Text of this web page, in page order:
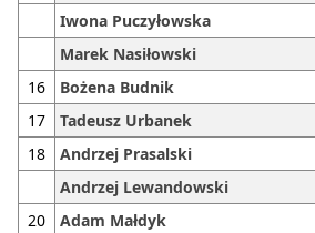
Iwona Puczyłowska
Marek Nasiłowski
16
Bożena Budnik
17
Tadeusz Urbanek
18
Andrzej Prasalski
Andrzej Lewandowski
20
Adam Małdyk